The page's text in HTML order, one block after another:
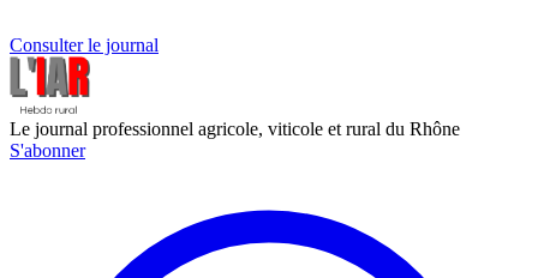
Consulter le journal
Le journal professionnel agricole, viticole et rural du Rhône
S'abonner